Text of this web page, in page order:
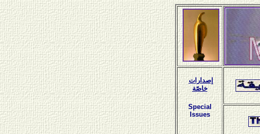
إصدارات
خاصّة
Special
Issues